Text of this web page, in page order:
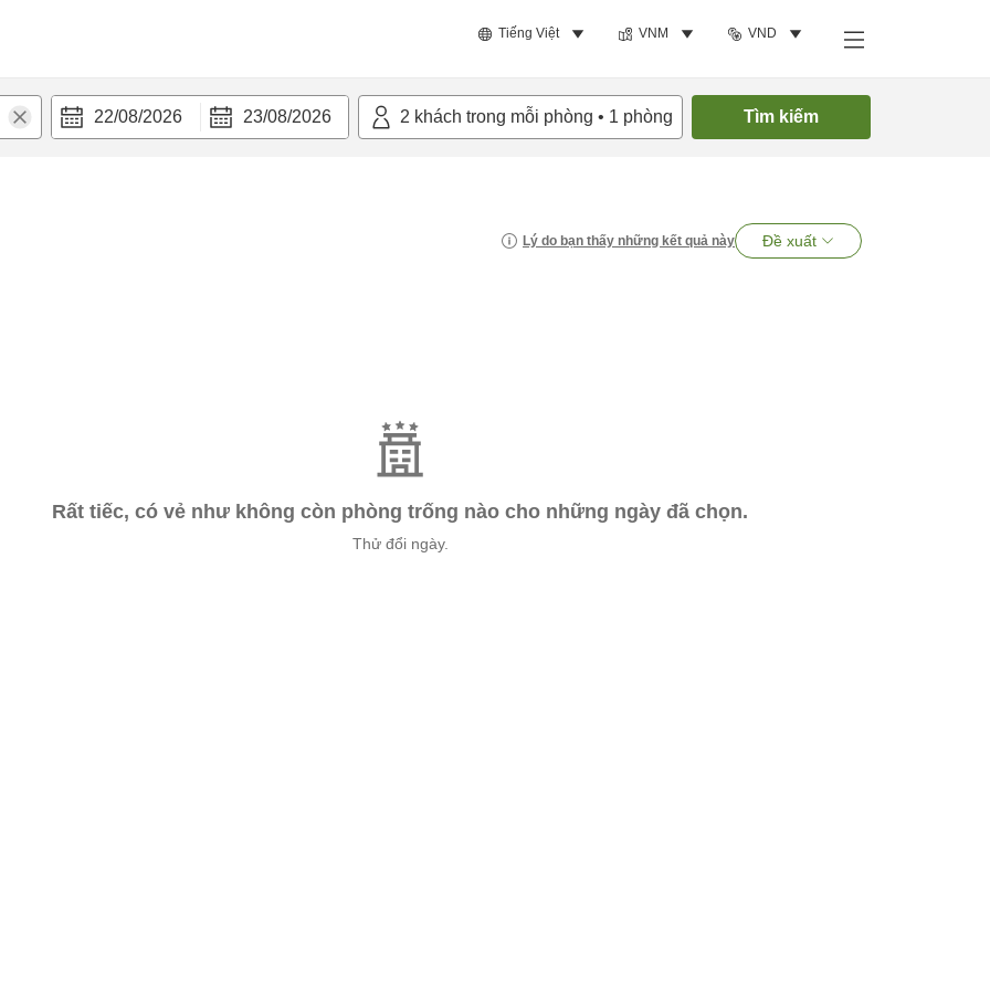
Tiếng Việt VNM VND
22/08/2026 23/08/2026 2 khách trong mỗi phòng • 1 phòng Tìm kiếm
Lý do bạn thấy những kết quả này Đề xuất
Rất tiếc, có vẻ như không còn phòng trống nào cho những ngày đã chọn.
Thử đổi ngày.